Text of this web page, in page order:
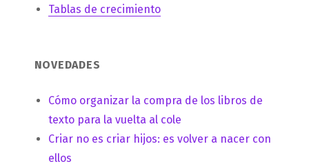
Tablas de crecimiento
NOVEDADES
Cómo organizar la compra de los libros de
texto para la vuelta al cole
Criar no es criar hijos: es volver a nacer con
ellos